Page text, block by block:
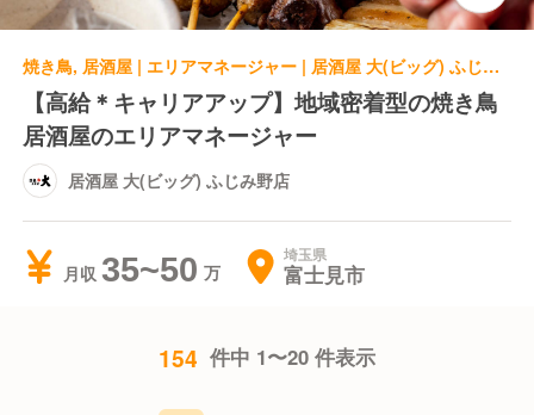
焼き鳥, 居酒屋 | エリアマネージャー | 居酒屋 大(ビッグ) ふじみ野店
【高給＊キャリアアップ】地域密着型の焼き鳥
居酒屋のエリアマネージャー
居酒屋 大(ビッグ) ふじみ野店
月収 35~50 埼玉県
富士見市
154 件中 1〜20 件表示